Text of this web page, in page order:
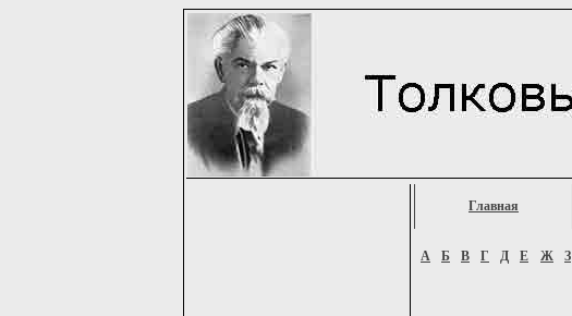
Главная
А Б В Г Д Е Ж З